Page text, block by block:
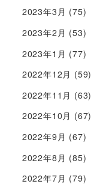
2023年3月 (75)
2023年2月 (53)
2023年1月 (77)
2022年12月 (59)
2022年11月 (63)
2022年10月 (67)
2022年9月 (67)
2022年8月 (85)
2022年7月 (79)